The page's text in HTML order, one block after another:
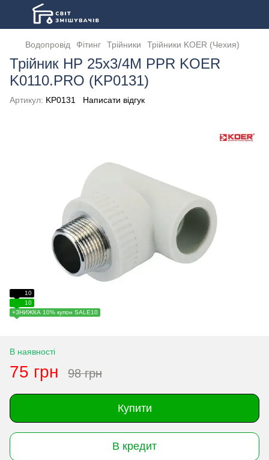
Водопровід Фітинг Трійники Трійники KOER (Чехия)
Трійник НР 25x3/4M PPR KOER
K0110.PRO (KP0131)
Артикул: KP0131 Написати відгук
10
10
+ЗНИЖКА 10% купон SALE10
В наявності
75 грн 98 грн
Купити
В кредит